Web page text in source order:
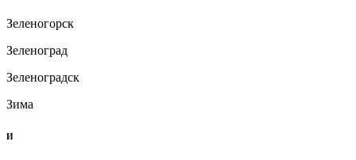
Зеленогорск
Зеленоград
Зеленоградск
Зима
И